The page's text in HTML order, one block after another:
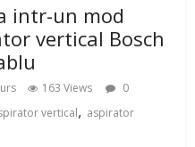
intr-un mod
vertical Bosch
163 Views
0
vertical, aspirator